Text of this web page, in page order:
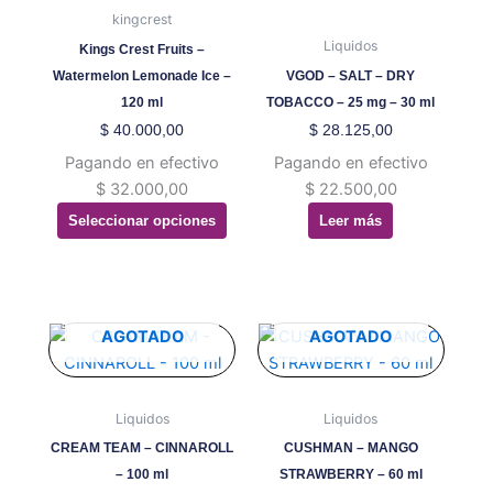
kingcrest
Kings Crest Fruits –
Watermelon Lemonade Ice –
120 ml
$ 40.000,00
Pagando en efectivo
$ 32.000,00
Seleccionar opciones
pueden
elegir
en
la
página
producto
Liquidos
VGOD – SALT – DRY
TOBACCO – 25 mg – 30 ml
$28.125,00
Pagando en efectivo
$22.500,00
Leer más
AGOTADO
Liquidos
CREAM TEAM – CINNAROLL
– 100 ml
Este
producto
múltiples
variantes.
Las
AGOTADO
Liquidos
CUSHMAN – MANGO
STRAWBERRY – 60 ml
Este
producto
múltiples
variantes.
Las